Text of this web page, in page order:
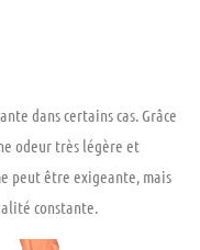
dans certains cas. Grâce
odeur très légère et
peut être exigeante, mais
constante.